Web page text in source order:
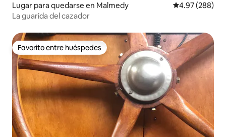
Lugar para quedarse en Malmedy Calificación
4.97 (288)
La guarida del cazador
Favorito entre huéspedes
Favorito entre huéspedes